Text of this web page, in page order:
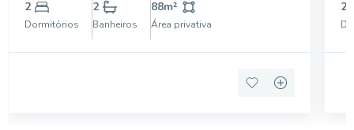
garagem
2
Dormitórios
2
Banheiros
88m²
Área privativa
2